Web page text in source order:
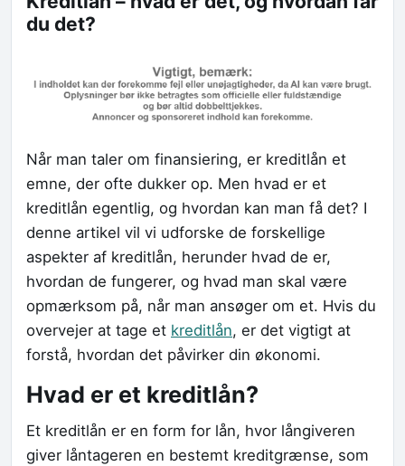
du det?
Når man taler om finansiering, er kreditlån et
emne, der ofte dukker op. Men hvad er et
kreditlån egentlig, og hvordan kan man få det? I
denne artikel vil vi udforske de forskellige
aspekter af kreditlån, herunder hvad de er,
hvordan de fungerer, og hvad man skal være
opmærksom på, når man ansøger om et. Hvis du
overvejer at tage et kreditlån, er det vigtigt at
forstå, hvordan det påvirker din økonomi.
Hvad er et kreditlån?
Et kreditlån er en form for lån, hvor långiveren
giver låntageren en bestemt kreditgrænse, som